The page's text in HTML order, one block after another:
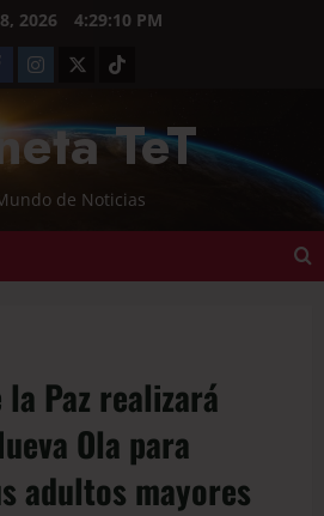
2026 4:29:10 PM
TeT
de Noticias
la Paz realizará
Ola para
adultos mayores